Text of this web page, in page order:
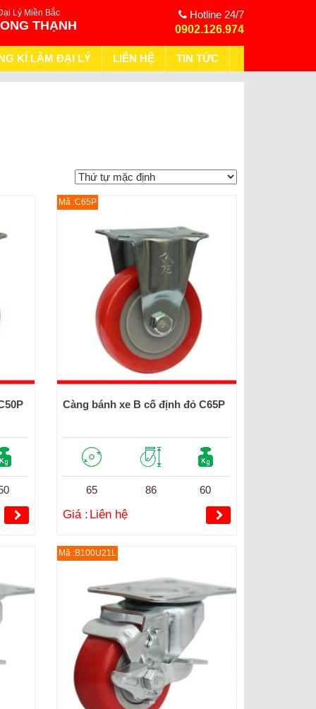
Lý Miền Bắc
THẠNH
Hotline 24/7
0902.126.974
KÍ LÀM ĐẠI LÝ LIÊN HỆ TIN TỨC
Mã :C65P
Càng bánh xe B cố định đỏ C65P
65 86 60
Giá : Liên hệ
Mã :B100U21L